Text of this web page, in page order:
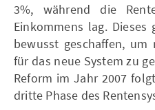
3%, während die
Einkommens lag.
bewusst geschaffen, um
für das neue System zu
Reform im Jahr 2007
dritte Phase des